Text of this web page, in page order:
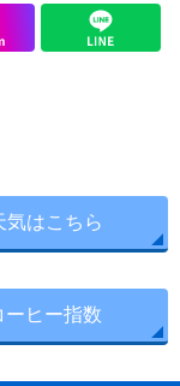
気はこちら
ーヒー指数